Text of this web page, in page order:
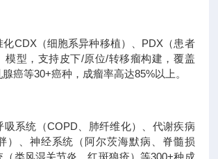
化CDX（细胞系异种移植）、PDX（患者
模型，支持皮下/原位/转移瘤构建，覆盖
癌等30+癌种，成瘤率高达85%以上。
吸系统（COPD、肺纤维化）、代谢疾病
）、神经系统（阿尔茨海默病、脊髓损
（类风湿关节炎、红斑狼疮）等300+种成